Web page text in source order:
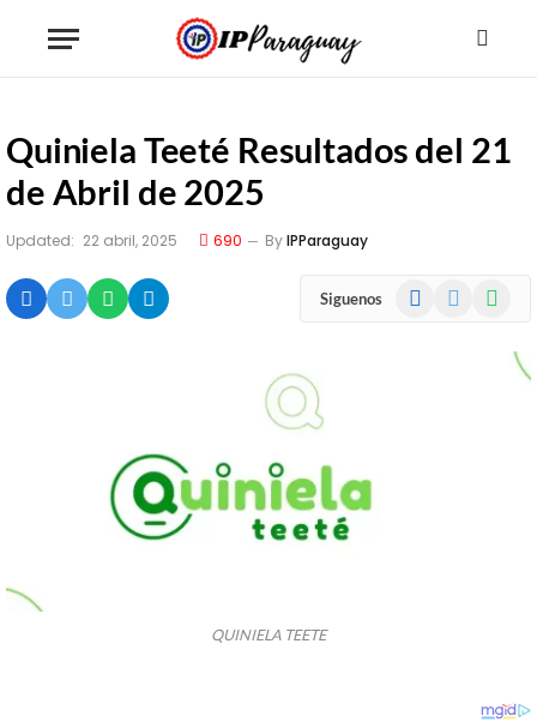
Quiniela Teeté Resultados del 21
de Abril de 2025
Updated: 22 abril, 2025 690 ByIPParaguay
Siguenos Facebook
QUINIELA TEETE